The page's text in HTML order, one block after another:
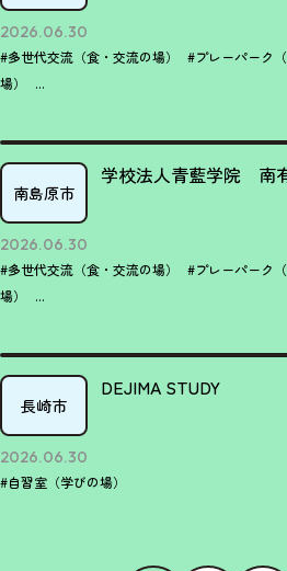
2026.06.30
#多世代交流（食・交流の場） #プレーパーク（
場）
...
南島原市
学校法人青藍学院 南
2026.06.30
#多世代交流（食・交流の場） #プレーパーク（
場）
...
長崎市
DEJIMA STUDY
2026.06.30
#自習室（学びの場）